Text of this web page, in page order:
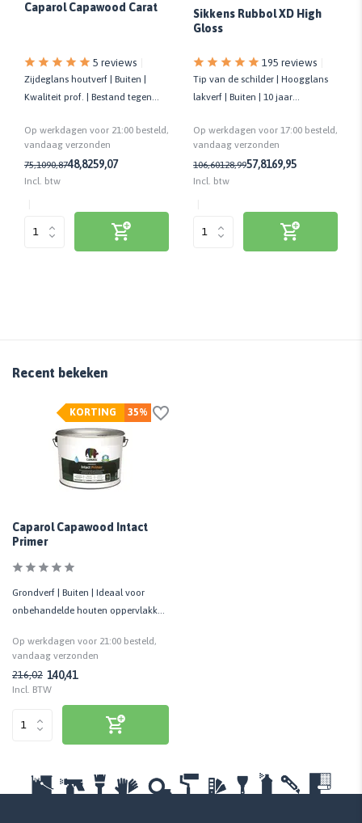
Caparol Capawood Carat
5 reviews
Zijdeglans houtverf | Buiten |
Kwaliteit prof. | Bestand tegen
Op werkdagen voor 21:00 besteld,
vandaag verzonden
75,1090,8748,8259,07
Incl. btw
Sikkens Rubbol XD High
Gloss
195 reviews
Tip van de schilder | Hoogglans
lakverf | Buiten | 10 jaar
Op werkdagen voor 17:00 besteld,
vandaag verzonden
106,60128,9957,8169,95
Incl. btw
Recent bekeken
35%
KORTING
Caparol Capawood Intact
Primer
Grondverf | Buiten | Ideaal voor
onbehandelde houten oppervlakken
Op werkdagen voor 21:00 besteld,
vandaag verzonden
216,02 140,41
Incl. BTW